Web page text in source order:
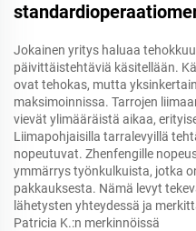
Jokainen yritys haluaa
päivittäistehtäviä käsitellään.
ovat tehokas, mutta
maksimoinnissa. Tarrojen
vievät ylimääräistä aikaa,
Liimapohjaisilla tarralevyillä
nopeutuvat. Zhenfengille
ymmärrys työnkulkuista, jotka
pakkauksesta. Nämä levyt
lähetysten yhteydessä ja
Patricia K.:n merkinnöissä